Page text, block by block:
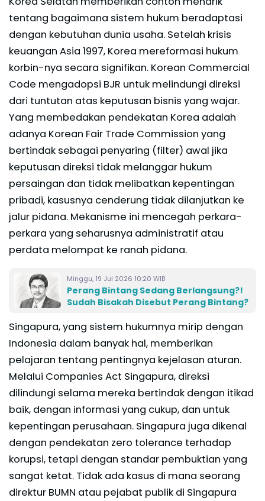
tentang bagaimana sistem hukum beradaptasi
dengan kebutuhan dunia usaha. Setelah krisis
keuangan Asia 1997, Korea mereformasi hukum
korbin-nya secara signifikan. Korean Commercial
Code mengadopsi BJR untuk melindungi direksi
dari tuntutan atas keputusan bisnis yang wajar.
Yang membedakan pendekatan Korea adalah
adanya Korean Fair Trade Commission yang
bertindak sebagai penyaring (filter) awal jika
keputusan direksi tidak melanggar hukum
persaingan dan tidak melibatkan kepentingan
pribadi, kasusnya cenderung tidak dilanjutkan ke
jalur pidana. Mekanisme ini mencegah perkara-
perkara yang seharusnya administratif atau
perdata melompat ke ranah pidana.
Minggu, 19 Jul 2026 10:20 WIB
Perang Bintang Sedang Berlangsung?!
Sudah Bisakah Disebut Perang Bintang?
Singapura, yang sistem hukumnya mirip dengan
Indonesia dalam banyak hal, memberikan
pelajaran tentang pentingnya kejelasan aturan.
Melalui Companies Act Singapura, direksi
dilindungi selama mereka bertindak dengan itikad
baik, dengan informasi yang cukup, dan untuk
kepentingan perusahaan. Singapura juga dikenal
dengan pendekatan zero tolerance terhadap
korupsi, tetapi dengan standar pembuktian yang
sangat ketat. Tidak ada kasus di mana seorang
direktur BUMN atau pejabat publik di Singapura